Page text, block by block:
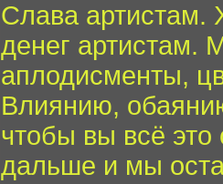
Слава артистам.
денег артистам.
аплодисменты,
Влиянию,
чтобы вы всё это
дальше и мы